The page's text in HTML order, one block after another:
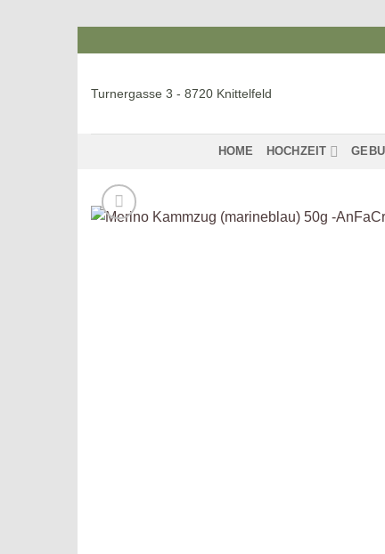
Turnergasse 3 - 8720 Knittelfeld
HOME HOCHZEIT